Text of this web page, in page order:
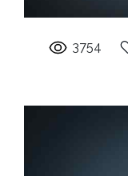
3754